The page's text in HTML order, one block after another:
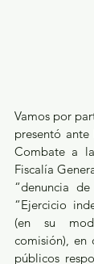
Vamos por
presentó ante
Combate a
Fiscalía
“denuncia
“Ejercicio
(en su
comisión), en
públicos